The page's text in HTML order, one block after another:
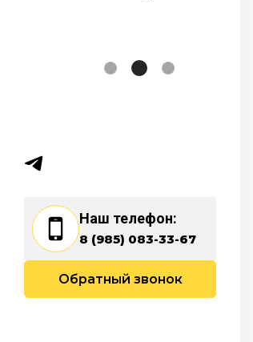
Наш телефон:
8 (985) 083-33-67
Обратный звонок